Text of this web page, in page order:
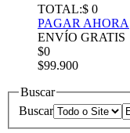
TOTAL:$ 0
PAGAR AHORA
ENVÍO GRATIS
$0
$99.900
Buscar
Buscar